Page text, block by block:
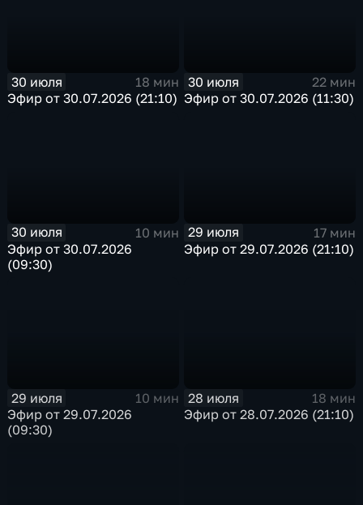
30 июля
18 мин
Эфир от 30.07.2026 (21:10)
30 июля
22 мин
Эфир от 30.07.2026 (11:30)
30 июля
10 мин
Эфир от 30.07.2026
(09:30)
29 июля
17 мин
Эфир от 29.07.2026 (21:10)
29 июля
10 мин
Эфир от 29.07.2026
(09:30)
28 июля
18 мин
Эфир от 28.07.2026 (21:10)